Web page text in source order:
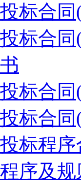
标合
标合
标合
标合
标程
序及规